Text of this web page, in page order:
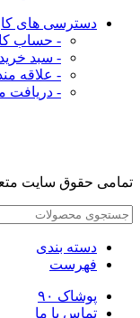
دسترسی های
- حساب
- سبد خرید
- علاقه
- دریافت
تمامی حقوق سایت
دسته بندی
فهرست
پوشاک ۹۰
تماس با ما